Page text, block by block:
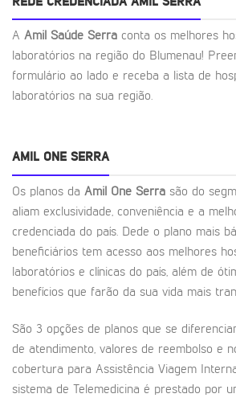
A Amil Saúde Serra conta os melhores
laboratórios na região do Blumenau!
formulário ao lado e receba a lista de
laboratórios na sua região.
AMIL ONE SERRA
Os planos da Amil One Serra são do
aliam exclusividade, conveniência e a
credenciada do país. Dede o plano mais
beneficiários tem acesso aos melhores
laboratórios e clínicas do país, além de
benefícios que farão da sua vida mais
São 3 opções de planos que se
de atendimento, valores de reembolso e
cobertura para Assistência Viagem
sistema de Telemedicina é prestado por